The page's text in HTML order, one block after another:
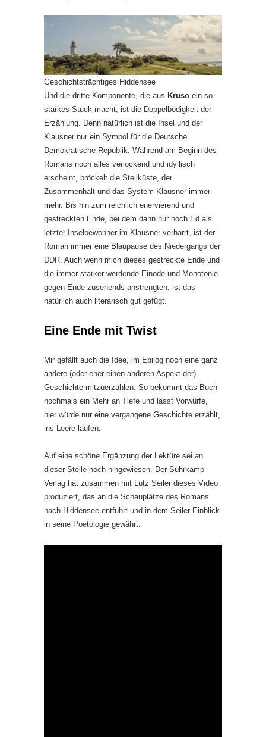
Geschichtsträchtiges Hiddensee
Und die dritte Komponente, die aus Kruso ein so
starkes Stück macht, ist die Doppelbödigkeit der
Erzählung. Denn natürlich ist die Insel und der
Klausner nur ein Symbol für die Deutsche
Demokratische Republik. Während am Beginn des
Romans noch alles verlockend und idyllisch
erscheint, bröckelt die Steilküste, der
Zusammenhalt und das System Klausner immer
mehr. Bis hin zum reichlich enervierend und
gestreckten Ende, bei dem dann nur noch Ed als
letzter Inselbewohner im Klausner verharrt, ist der
Roman immer eine Blaupause des Niedergangs der
DDR. Auch wenn mich dieses gestreckte Ende und
die immer stärker werdende Einöde und Monotonie
gegen Ende zusehends anstrengten, ist das
natürlich auch literarisch gut gefügt.
Eine Ende mit Twist
Mir gefällt auch die Idee, im Epilog noch eine ganz
andere (oder eher einen anderen Aspekt der)
Geschichte mitzuerzählen. So bekommt das Buch
nochmals ein Mehr an Tiefe und lässt Vorwürfe,
hier würde nur eine vergangene Geschichte erzählt,
ins Leere laufen.
Auf eine schöne Ergänzung der Lektüre sei an
dieser Stelle noch hingewiesen. Der Suhrkamp-
Verlag hat zusammen mit Lutz Seiler dieses Video
produziert, das an die Schauplätze des Romans
nach Hiddensee entführt und in dem Seiler Einblick
in seine Poetologie gewährt: